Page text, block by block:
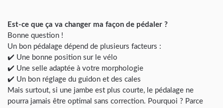
Est-ce que ça va changer ma façon de pédaler ?
Bonne question !
Un bon pédalage dépend de plusieurs facteurs :
✔️ Une bonne position sur le vélo
✔️ Une selle adaptée à votre morphologie
✔️ Un bon réglage du guidon et des cales
Mais surtout, si une jambe est plus courte, le pédalage ne
pourra jamais être optimal sans correction. Pourquoi ? Parce